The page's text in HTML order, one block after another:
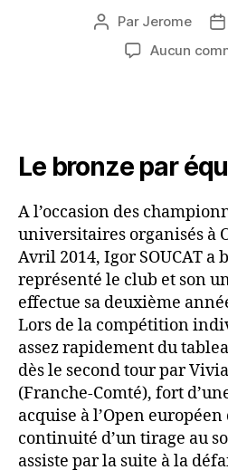
Par Jerome
Aucun
Le bronze par
A l’occasion des
universitaires organisés à
Avril 2014, Igor SOUCAT
représenté le club et son
effectue sa deuxième
Lors de la compétition
assez rapidement du
dès le second tour par
(Franche-Comté), fort
acquise à l’Open
continuité d’un tirage au
assiste par la suite à la